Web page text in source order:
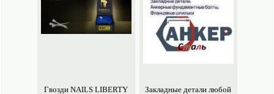
Гвозди NAILS LIBERTY
Закладные детали любой